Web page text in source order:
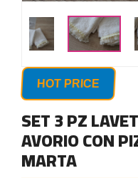
HOT PRICE
SET 3 PZ
AVORIO CON
MARTA